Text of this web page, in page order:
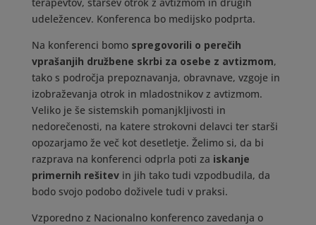
udeležencev. Konferenca bo medijsko podprta.
Na konferenci bomo spregovorili o perečih
vprašanjih družbene skrbi za osebe z avtizmom,
tako s področja prepoznavanja, obravnave, vzgoje in
izobraževanja otrok in mladostnikov z avtizmom.
Veliko je še sistemskih pomanjkljivosti in
nedorečenosti, na katere strokovni delavci ter starši
opozarjamo že več kot desetletje. Želimo si, da bi
razprava na konferenci odprla poti za iskanje
primernih rešitevin jih tako tudi vzpodbudila, da
bodo svojo podobo doživele tudi v praksi.
Vzporedno z Nacionalno konferenco zavedanja o